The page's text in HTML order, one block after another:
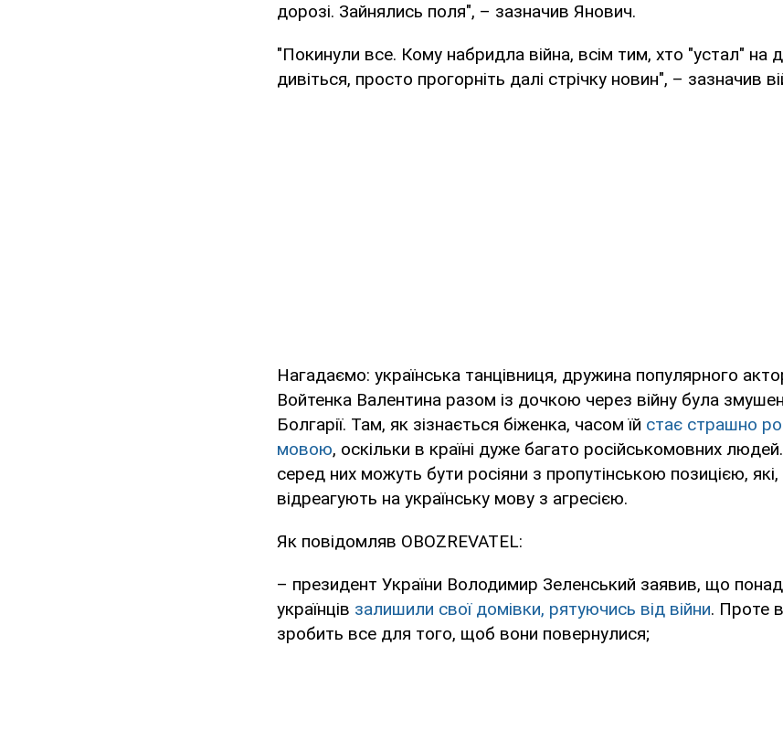
дорозі. Зайнялись поля", – зазначив Янович.
"Покинули все. Кому набридла війна, всім тим, хто "устал" на
дивіться, просто прогорніть далі стрічку новин", – зазначив
Нагадаємо: українська танцівниця, дружина популярного
Войтенка Валентина разом із дочкою через війну була
Болгарії. Там, як зізнається біженка, часом їй стає страшно
мовою, оскільки в країні дуже багато російськомовних
серед них можуть бути росіяни з пропутінською позицією,
відреагують на українську мову з агресією.
Як повідомляв OBOZREVATEL:
– президент України Володимир Зеленський заявив, що понад
українців залишили свої домівки, рятуючись від війни. Проте
зробить все для того, щоб вони повернулися;